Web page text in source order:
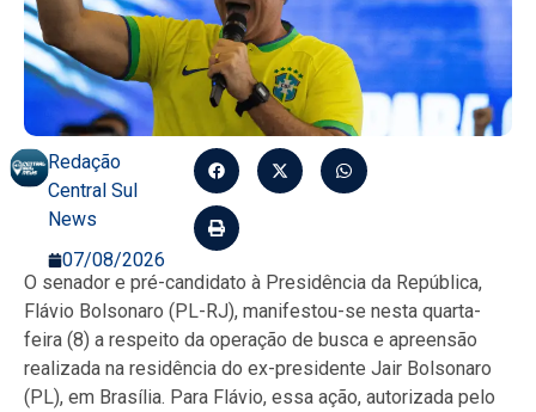
Redação
Central Sul
News
07/08/2026
O senador e pré-candidato à Presidência da República,
Flávio Bolsonaro (PL-RJ), manifestou-se nesta quarta-
feira (8) a respeito da operação de busca e apreensão
realizada na residência do ex-presidente Jair Bolsonaro
(PL), em Brasília. Para Flávio, essa ação, autorizada pelo